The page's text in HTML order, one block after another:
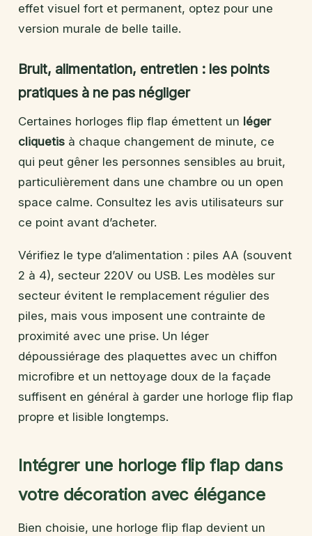
effet visuel fort et permanent, optez pour une
version murale de belle taille.
Bruit, alimentation, entretien : les points
pratiques à ne pas négliger
Certaines horloges flip flap émettent un léger
cliquetis à chaque changement de minute, ce
qui peut gêner les personnes sensibles au bruit,
particulièrement dans une chambre ou un open
space calme. Consultez les avis utilisateurs sur
ce point avant d’acheter.
Vérifiez le type d’alimentation : piles AA (souvent
2 à 4), secteur 220V ou USB. Les modèles sur
secteur évitent le remplacement régulier des
piles, mais vous imposent une contrainte de
proximité avec une prise. Un léger
dépoussiérage des plaquettes avec un chiffon
microfibre et un nettoyage doux de la façade
suffisent en général à garder une horloge flip flap
propre et lisible longtemps.
Intégrer une horloge flip flap dans
votre décoration avec élégance
Bien choisie, une horloge flip flap devient un